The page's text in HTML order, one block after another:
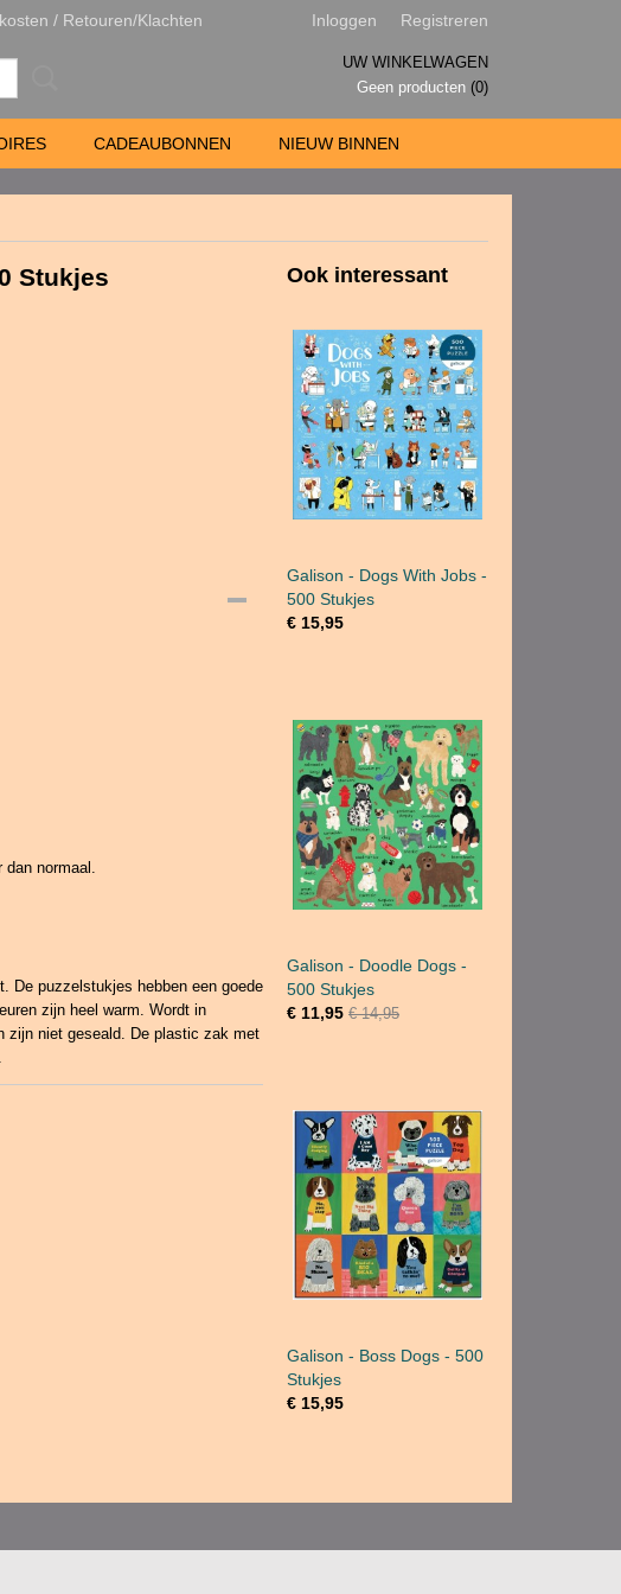
/ Retouren/Klachten Inloggen Registreren
UW WINKELWAGEN
Geen producten (0)
CADEAUBONNEN NIEUW BINNEN
Stukjes
normaal.
De puzzelstukjes hebben een goede
zijn heel warm. Wordt in
zijn niet geseald. De plastic zak met
Ook interessant
Galison - Dogs With Jobs -
500 Stukjes
€ 15,95
Galison - Doodle Dogs -
500 Stukjes
€ 11,95 € 14,95
Galison - Boss Dogs - 500
Stukjes
€ 15,95